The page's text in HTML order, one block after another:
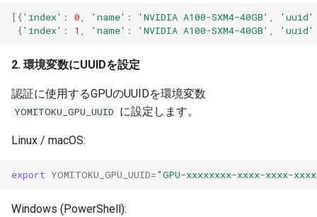
[{'index' : 0, 'name' : 'NVIDIA A100-SXM4-40GB' , 'uuid'
{'index' : 1 , 'name' : 'NVIDIA A100-SXM4-40GB' , 'uuid'
2. 環境変数にUUIDを設定
認証に使用するGPUのUUIDを環境変数
YOMITOKU_GPU_UUID に設定します。
Linux / macOS:
export YOMITOKU_GPU_UUID="GPU-xxxxxxxx-xxxx-xxxx-
Windows (PowerShell):